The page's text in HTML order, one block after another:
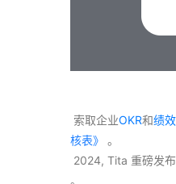
索取企业OKR和绩
核表》
。
2024, Tita 重磅发
。